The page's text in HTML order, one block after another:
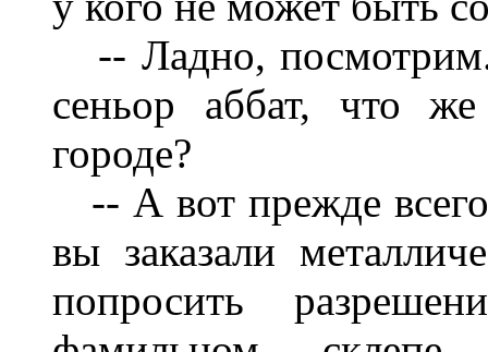
-- Ладно,
сеньор аббат, что
городе?
-- А вот прежде
вы заказали
попросить